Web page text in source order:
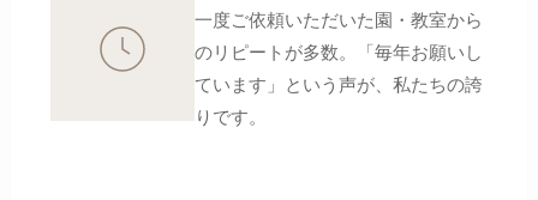
一度ご依頼いただいた園・教室から
のリピートが多数。「毎年お願いし
ています」という声が、私たちの誇
りです。